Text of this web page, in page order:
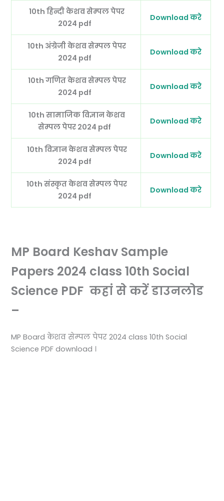
10th हिन्दी केशव सेम्पल पेपर
2024 pdf
Download करे
10th अंग्रेजी केशव सेम्पल पेपर
2024 pdf
Download करे
10th गणित केशव सेम्पल पेपर
2024 pdf
Download करे
10th सामाजिक विज्ञान केशव
सेम्पल पेपर 2024 pdf
Download करे
10th विज्ञान केशव सेम्पल पेपर
2024 pdf
Download करे
10th संस्कृत केशव सेम्पल पेपर
2024 pdf
Download करे
MP Board Keshav Sample
Papers 2024 class 10th Social
Science PDF कहां से करें डाउनलोड
–
MP Board केशव सेम्पल पेपर 2024 class 10th Social
Science PDF download ।